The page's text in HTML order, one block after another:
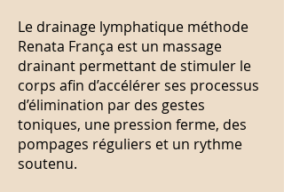
Le drainage lymphatique méthode
Renata França est un massage
drainant permettant de stimuler le
corps afin d’accélérer ses processus
d’élimination par des gestes
toniques, une pression ferme, des
pompages réguliers et un rythme
soutenu.